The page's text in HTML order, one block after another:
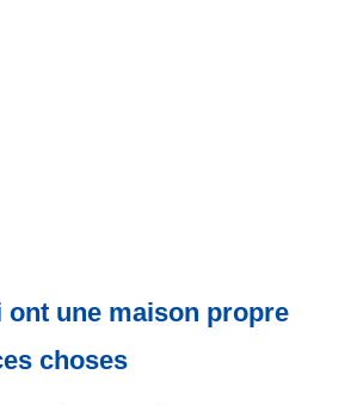
ont une maison propre
choses